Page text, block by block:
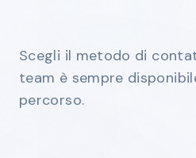
Scegli il metodo di
team è sempre
percorso.